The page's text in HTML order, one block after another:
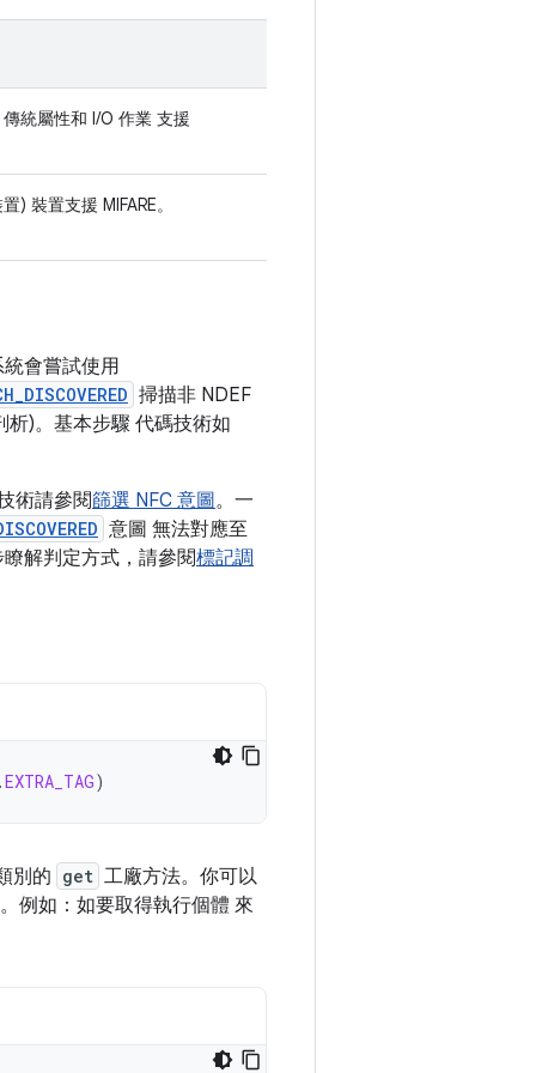
統屬性和 I/O 作業 支援
裝置支援 MIFARE。
會嘗試使用
掃描非 NDEF
)。基本步驟 代碼技術如
術請參閱篩選 NFC 意圖。一
意圖 無法對應至
解判定方式，請參閱標記調
EXTRA_TAG)
別的 get 工廠方法。你可以
例如：如要取得執行個體 來